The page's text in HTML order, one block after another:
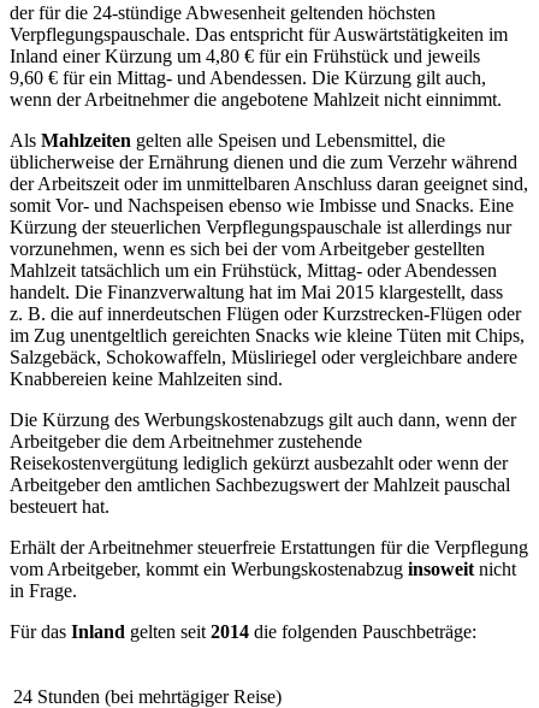
der für die 24-stündige Abwesenheit geltenden höchsten
Verpflegungspauschale. Das entspricht für Auswärtstätigkeiten im
Inland einer Kürzung um 4,80 € für ein Frühstück und jeweils
9,60 € für ein Mittag- und Abendessen. Die Kürzung gilt auch,
wenn der Arbeitnehmer die angebotene Mahlzeit nicht einnimmt.
Als Mahlzeiten gelten alle Speisen und Lebensmittel, die
üblicherweise der Ernährung dienen und die zum Verzehr während
der Arbeitszeit oder im unmittelbaren Anschluss daran geeignet sind,
somit Vor- und Nachspeisen ebenso wie Imbisse und Snacks. Eine
Kürzung der steuerlichen Verpflegungspauschale ist allerdings nur
vorzunehmen, wenn es sich bei der vom Arbeitgeber gestellten
Mahlzeit tatsächlich um ein Frühstück, Mittag- oder Abendessen
handelt. Die Finanzverwaltung hat im Mai 2015 klargestellt, dass
z. B. die auf innerdeutschen Flügen oder Kurzstrecken-Flügen oder
im Zug unentgeltlich gereichten Snacks wie kleine Tüten mit Chips,
Salzgebäck, Schokowaffeln, Müsliriegel oder vergleichbare andere
Knabbereien keine Mahlzeiten sind.
Die Kürzung des Werbungskostenabzugs gilt auch dann, wenn der
Arbeitgeber die dem Arbeitnehmer zustehende
Reisekostenvergütung lediglich gekürzt ausbezahlt oder wenn der
Arbeitgeber den amtlichen Sachbezugswert der Mahlzeit pauschal
besteuert hat.
Erhält der Arbeitnehmer steuerfreie Erstattungen für die Verpflegung
vom Arbeitgeber, kommt ein Werbungskostenabzug insoweit nicht
in Frage.
Für das Inland gelten seit 2014 die folgenden Pauschbeträge:
24 Stunden (bei mehrtägiger Reise)